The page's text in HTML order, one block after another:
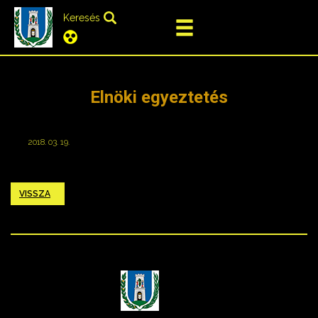
Keresés
Elnöki egyeztetés
2018. 03. 19.
VISSZA